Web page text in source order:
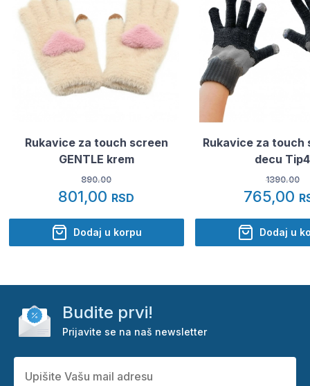
Rukavice za touch screen
GENTLE krem
890.00
801,00 RSD
Dodaj u korpu
Rukavice za touch
decu Tip4
1390.00
765,00
Dodaj u
Budite prvi!
Prijavite se na naš newsletter